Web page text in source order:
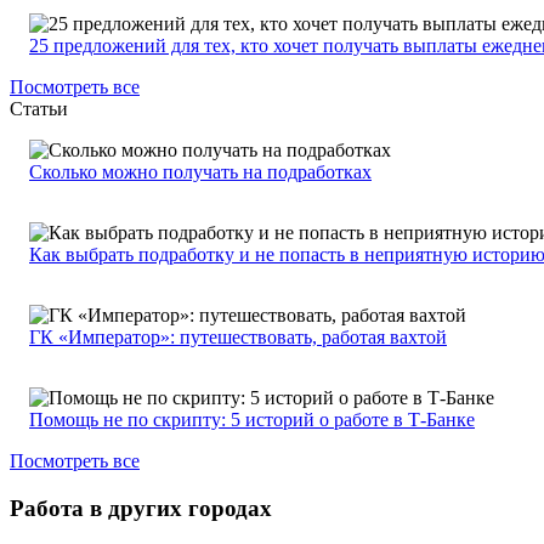
25 предложений для тех, кто хочет получать выплаты
Посмотреть все
Статьи
Сколько можно получать на подработках
Как выбрать подработку и не попасть в неприятную историю
ГК «Император»: путешествовать, работая вахтой
Помощь не по скрипту: 5 историй о работе в Т-Банке
Посмотреть все
Работа в других городах